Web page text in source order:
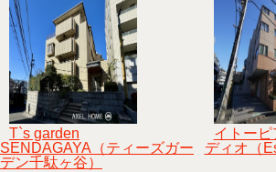
T`s garden
SENDAGAYA（ティーズガー
デン千駄ヶ谷）
イトーピ
ディオ（